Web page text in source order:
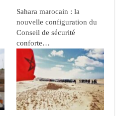
Sahara marocain : la
nouvelle configuration du
Conseil de sécurité
conforte…